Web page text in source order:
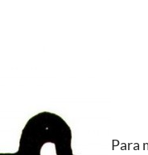
Para